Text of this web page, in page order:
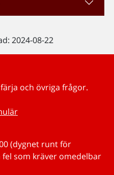
2024-08-22
och övriga frågor.
(dygnet runt för
som kräver omedelbar